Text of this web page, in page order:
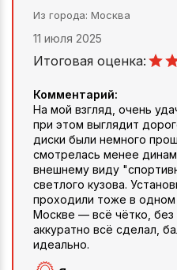
Из города Москва
11 июля 2025
Итоговая оценка:
Комментарий:
На мой взгляд, очень
при этом выглядит
диски были немного
смотрелась менее
внешнему виду
светлого кузова.
проходили тоже в одном
Москве — всё чётко,
аккуратно всё сделал,
идеально.